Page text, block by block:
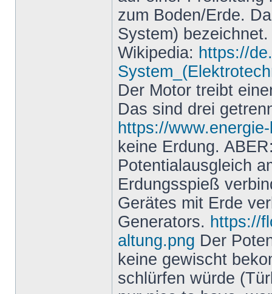
zum Boden/Erde.
System)
Wikipedia: https://
Der Motor treibt
Das sind drei
https://
keine Erdung.
Potentialausgleich
Erdungsspieß
Gerätes mit Erde
Generators. https://
altung.png Der
keine gewischt
schlürfen würde